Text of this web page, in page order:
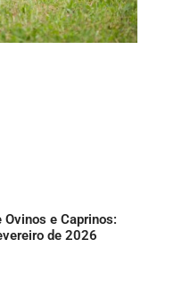
e Caprinos:
de 2026